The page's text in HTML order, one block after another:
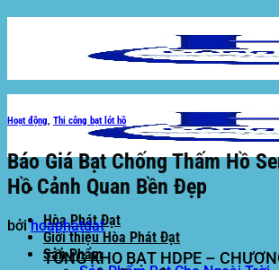
Hòa Phát Đạt
Giới thiệu Hòa Phát Đạt
Sản Phẩm
Hoạt động, Thi công bạt lót hồ
Báo Giá Bạt Chống Thấm Hồ
Hồ Cảnh Quan Bền Đẹp
bởihoaphatdat
TỔNG KHO BẠT HDPE –